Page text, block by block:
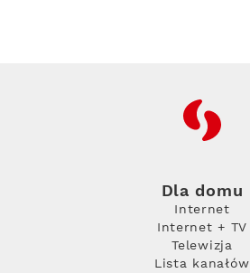
RFC
Dla domu
Internet
Internet + TV
Telewizja
Lista kanałów